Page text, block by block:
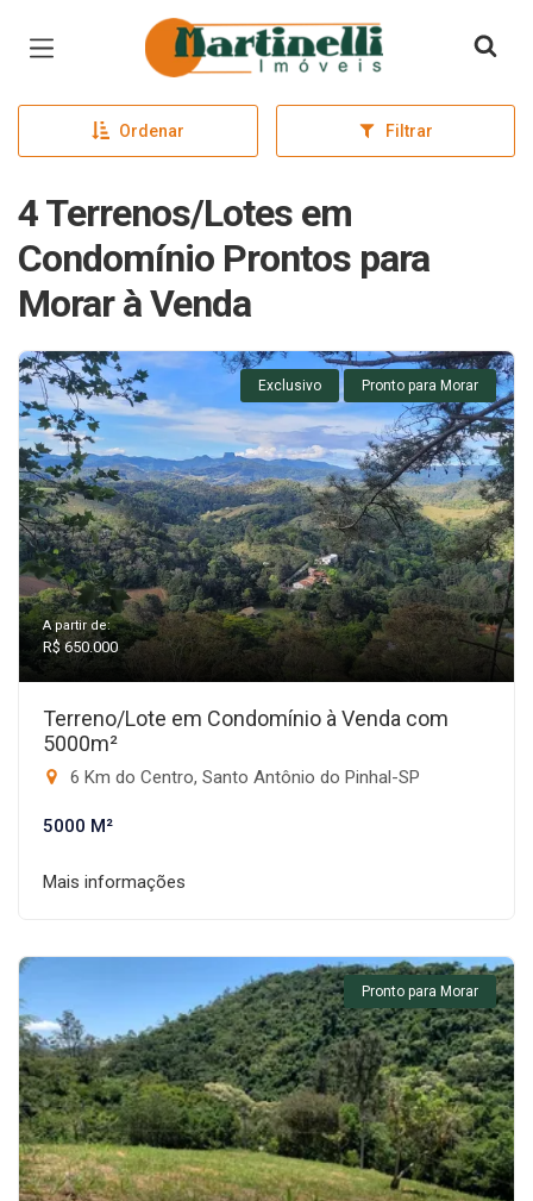
Página inicial
Ordenar Filtrar
4 Terrenos/Lotes em
Condomínio Prontos para
Morar à Venda
Exclusivo Pronto para Morar
A partir de:
R$ 650.000
Terreno/Lote em Condomínio à Venda com
5000m²
6 Km do Centro, Santo Antônio do Pinhal-SP
5000 M²
Mais informações
Pronto para Morar